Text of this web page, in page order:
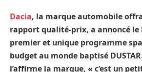
Dacia, la marque automobile
rapport qualité-prix, a annoncé le
premier et unique programme
budget au monde baptisé
l’affirme la marque, « c’est un